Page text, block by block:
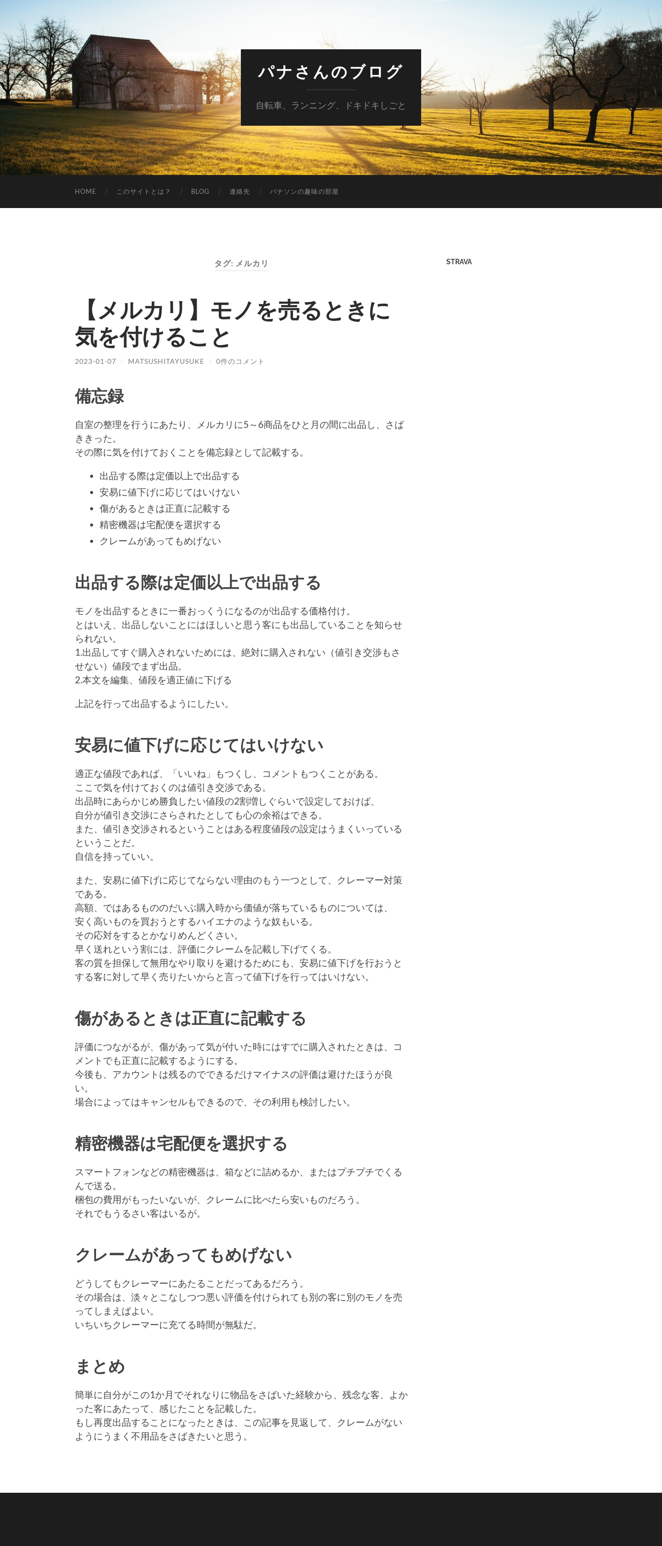
パナさんのブログ
自転車、ランニング、ドキドキしごと
HOME このサイトとは？ BLOG 連絡先 パナソンの趣味の部屋
タグ: メルカリ
【メルカリ】モノを売るときに
気を付けること
2023-01-07 / MATSUSHITAYUSUKE / 0件のコメント
備忘録
自室の整理を行うにあたり、メルカリに5～6商品をひと月の間に出品し、さば
ききった。
その際に気を付けておくことを備忘録として記載する。
出品する際は定価以上で出品する
安易に値下げに応じてはいけない
傷があるときは正直に記載する
精密機器は宅配便を選択する
クレームがあってもめげない
出品する際は定価以上で出品する
モノを出品するときに一番おっくうになるのが出品する価格付け。
とはいえ、出品しないことにはほしいと思う客にも出品していることを知らせ
られない。
1.出品してすぐ購入されないためには、絶対に購入されない（値引き交渉もさ
せない）値段でまず出品。
2.本文を編集、値段を適正値に下げる
上記を行って出品するようにしたい。
安易に値下げに応じてはいけない
適正な値段であれば、「いいね」もつくし、コメントもつくことがある。
ここで気を付けておくのは値引き交渉である。
出品時にあらかじめ勝負したい値段の2割増しぐらいで設定しておけば、
自分が値引き交渉にさらされたとしても心の余裕はできる。
また、値引き交渉されるということはある程度値段の設定はうまくいっている
ということだ。
自信を持っていい。
また、安易に値下げに応じてならない理由のもう一つとして、クレーマー対策
である。
高額、ではあるもののだいぶ購入時から価値が落ちているものについては、
安く高いものを買おうとするハイエナのような奴もいる。
その応対をするとかなりめんどくさい。
早く送れという割には、評価にクレームを記載し下げてくる。
客の質を担保して無用なやり取りを避けるためにも、安易に値下げを行おうと
する客に対して早く売りたいからと言って値下げを行ってはいけない。
傷があるときは正直に記載する
評価につながるが、傷があって気が付いた時にはすでに購入されたときは、コ
メントでも正直に記載するようにする。
今後も、アカウントは残るのでできるだけマイナスの評価は避けたほうが良
い。
場合によってはキャンセルもできるので、その利用も検討したい。
精密機器は宅配便を選択する
スマートフォンなどの精密機器は、箱などに詰めるか、またはプチプチでくる
んで送る。
梱包の費用がもったいないが、クレームに比べたら安いものだろう。
それでもうるさい客はいるが。
クレームがあってもめげない
どうしてもクレーマーにあたることだってあるだろう。
その場合は、淡々とこなしつつ悪い評価を付けられても別の客に別のモノを売
ってしまえばよい。
いちいちクレーマーに充てる時間が無駄だ。
まとめ
簡単に自分がこの1か月でそれなりに物品をさばいた経験から、残念な客、よか
った客にあたって、感じたことを記載した。
もし再度出品することになったときは、この記事を見返して、クレームがない
ようにうまく不用品をさばきたいと思う。
STRAVA